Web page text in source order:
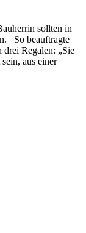
sollten in
So beauftragte
Regalen: „Sie
aus einer